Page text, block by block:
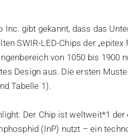
Inc. gibt gekannt, dass das
SWIR-LED-Chips der „epitex
von 1050 bis 1900
Design aus. Die ersten
Tabelle 1).
Der Chip ist weltweit*1
(InP) nutzt – ein